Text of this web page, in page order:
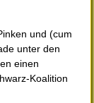
und (cum
unter den
einen
Koalition